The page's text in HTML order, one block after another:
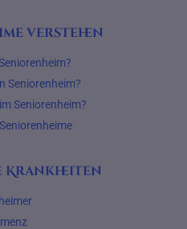
verstehen
Seniorenheim?
Seniorenheim?
Krankheiten